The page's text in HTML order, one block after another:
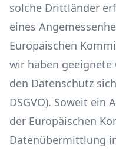
solche Drittländer
eines
Europäischen
wir haben geeignete
den Datenschutz
DSGVO). Soweit ein
der Europäischen
Datenübermittlung